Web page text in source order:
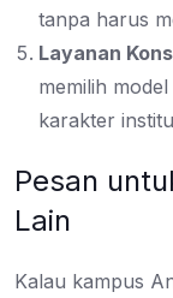
tanpa harus
Layanan
memilih
karakter
Pesan
Lain
Kalau kampus